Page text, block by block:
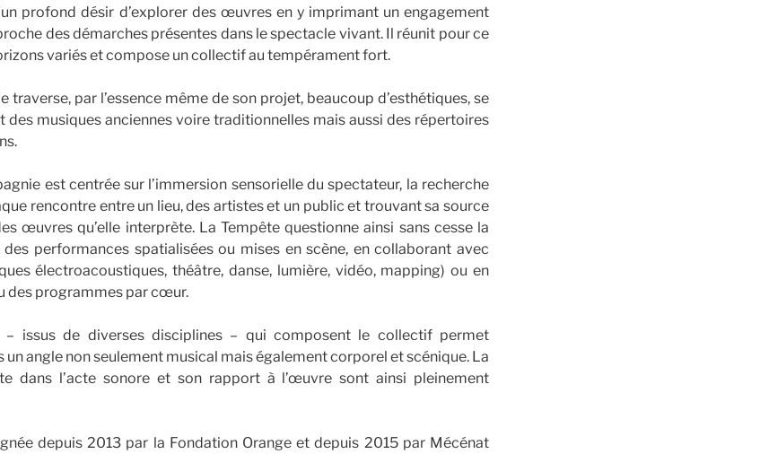
profond désir d’explorer des œuvres en y imprimant un engagement
des démarches présentes dans le spectacle vivant. Il réunit pour ce
variés et compose un collectif au tempérament fort.
traverse, par l’essence même de son projet, beaucoup d’esthétiques, se
des musiques anciennes voire traditionnelles mais aussi des répertoires
est centrée sur l’immersion sensorielle du spectateur, la recherche
rencontre entre un lieu, des artistes et un public et trouvant sa source
œuvres qu’elle interprète. La Tempête questionne ainsi sans cesse la
performances spatialisées ou mises en scène, en collaborant avec
électroacoustiques, théâtre, danse, lumière, vidéo, mapping) ou en
des programmes par cœur.
issus de diverses disciplines – qui composent le collectif permet
un angle non seulement musical mais également corporel et scénique. La
dans l’acte sonore et son rapport à l’œuvre sont ainsi pleinement
depuis 2013 par la Fondation Orange et depuis 2015 par Mécénat